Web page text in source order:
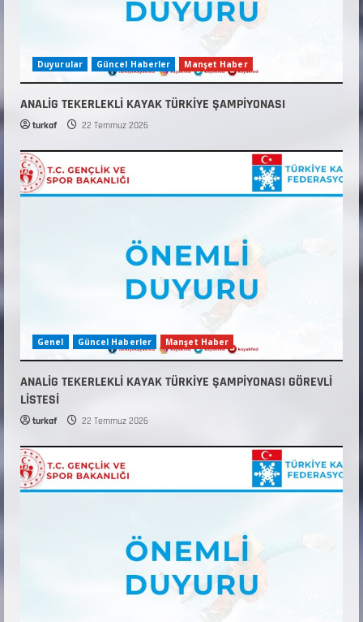
Duyurular Güncel Haberler Manşet Haber
ANALİG TEKERLEKLİ KAYAK TÜRKİYE ŞAMPİYONASI
turkaf 22 Temmuz 2026
Genel Güncel Haberler Manşet Haber
ANALİG TEKERLEKLİ KAYAK TÜRKİYE ŞAMPİYONASI GÖREVLİ
LİSTESİ
turkaf 22 Temmuz 2026